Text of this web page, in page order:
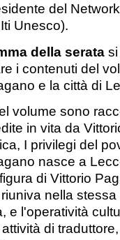
del
Unesco).
della serata
i contenuti del
e la città di
volume sono
in vita da
I privilegi del
nasce a
di Vittorio
nella
e l'operatività
di